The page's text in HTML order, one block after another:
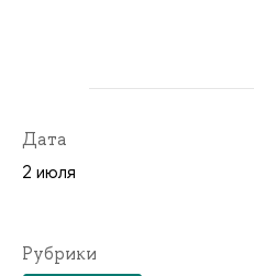
Дата
2 июля
Рубрики